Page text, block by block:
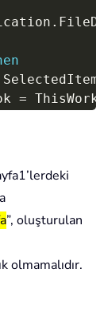
.
SelectedItems
=
=
xSelItem
= Workbooks
xSheet
”, oluşturulan
olmamalıdır.